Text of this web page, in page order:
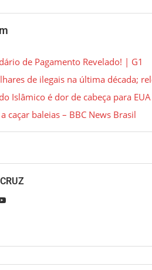
de Pagamento Revelado! | G1
de ilegais na última década;
Islâmico é dor de cabeça para
caçar baleias – BBC News Brasil